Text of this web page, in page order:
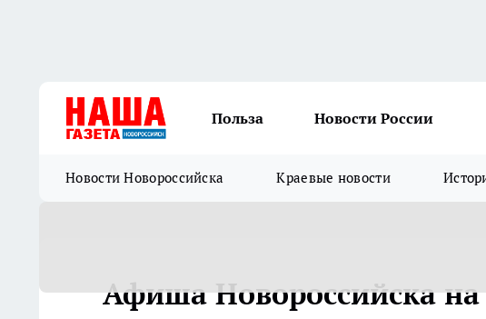
Польза Новости России
Новости Новороссийска Краевые новости
Афиша Новороссийска